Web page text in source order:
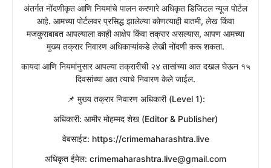
अंतर्गत नोंदणीकृत आणि नियमांचे पालन करणारे अधिकृत डिजिटल न्यूज पोर्टल
आहे. आमच्या पोर्टलवर प्रसिद्ध झालेल्या कोणत्याही बातमी, लेख किंवा
मजकुराबाबत आपल्याला काही आक्षेप किंवा तक्रार असल्यास, आपण आमच्या
मुख्य तक्रार निवारण अधिकाऱ्यांकडे लेखी नोंदणी करू शकता.
​कायदा आणि नियमांनुसार आपल्या तक्रारीची २४ तासांच्या आत दखल घेऊन १५
दिवसांच्या आत त्याचे निवारण केले जाईल.
​📌 मुख्य तक्रार निवारण अधिकारी (Level 1):
​अधिकारी: आमीर मोहम्मद शेख (Editor & Publisher)
​वेबसाईट: https://crimemaharashtra.live
​अधिकृत ईमेल: crimemaharashtra.live@gmail.com